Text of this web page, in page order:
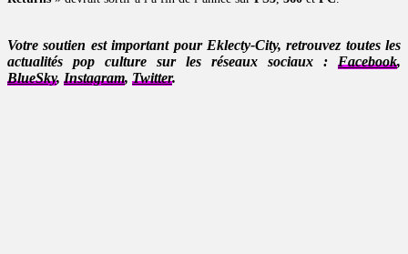
Votre soutien est important pour Eklecty-City, retrouvez toutes les
actualités pop culture sur les réseaux sociaux : Facebook,
BlueSky, Instagram, Twitter.